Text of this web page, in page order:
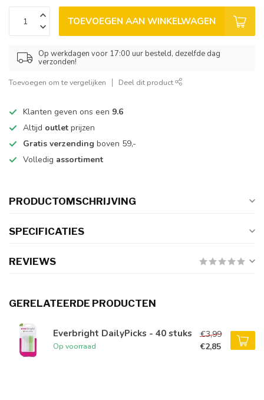
TOEVOEGEN AAN WINKELWAGEN
Op werkdagen voor 17:00 uur besteld, dezelfde dag
verzonden!
Toevoegen om te vergelijken Deel dit product
Klanten geven ons een 9.6
Altijd outlet prijzen
Gratis verzending boven 59,-
Volledig assortiment
PRODUCTOMSCHRIJVING
SPECIFICATIES
REVIEWS
GERELATEERDE PRODUCTEN
Everbright DailyPicks - 40 stuks
Op voorraad
€3,99
€2,85